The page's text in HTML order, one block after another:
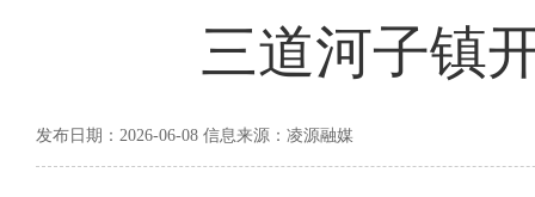
三道河子镇
发布日期：2026-06-08 信息来源：凌源融媒